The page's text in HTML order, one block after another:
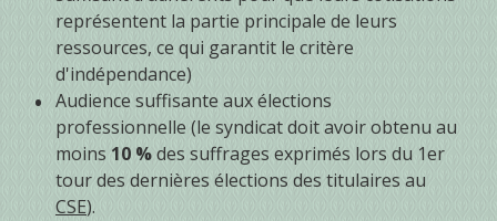
représentent la partie principale de leurs
ressources, ce qui garantit le critère
d'indépendance)
Audience suffisante aux élections
professionnelle (le syndicat doit avoir obtenu au
moins 10 %des suffrages exprimés lors du 1er
tour des dernières élections des titulaires au
CSE).